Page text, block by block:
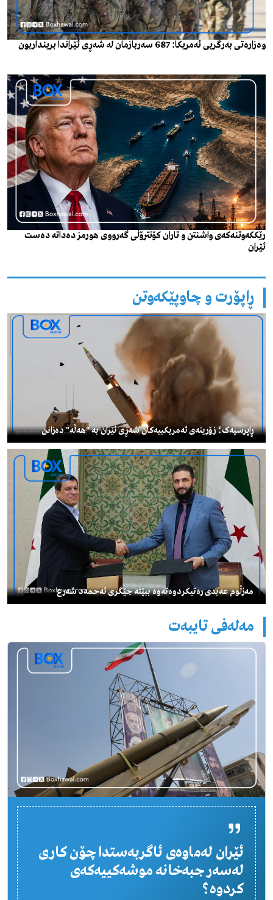
وەزارەتی بەرگریی ئەمریکا: 687 سەربازمان لە شەڕی ئێراندا برینداربون
رێککەوتنەکەی واشنتن و تاران کۆنترۆڵی گەرووی هورمز دەداتە دەست
ئێران
ڕاپۆرت و چاوپێکەوتن
ڕاپرسیەک؛ زۆرینەی ئەمریکییەکان شەڕی ئێران بە "هەڵە" دەزانن
مەزڵوم عەبدی رەتیكردوەتەوە ببێتە جێگری ئەحمەد شەرع
مەلەفی تایبەت
ئێران لەماوەی ئاگربەستدا چۆن کاری
لەسەر جبەخانە موشەکییەکەی
کردوە؟